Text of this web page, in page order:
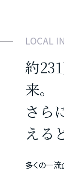
LOCAL
約
来。
さら
える
多くの一